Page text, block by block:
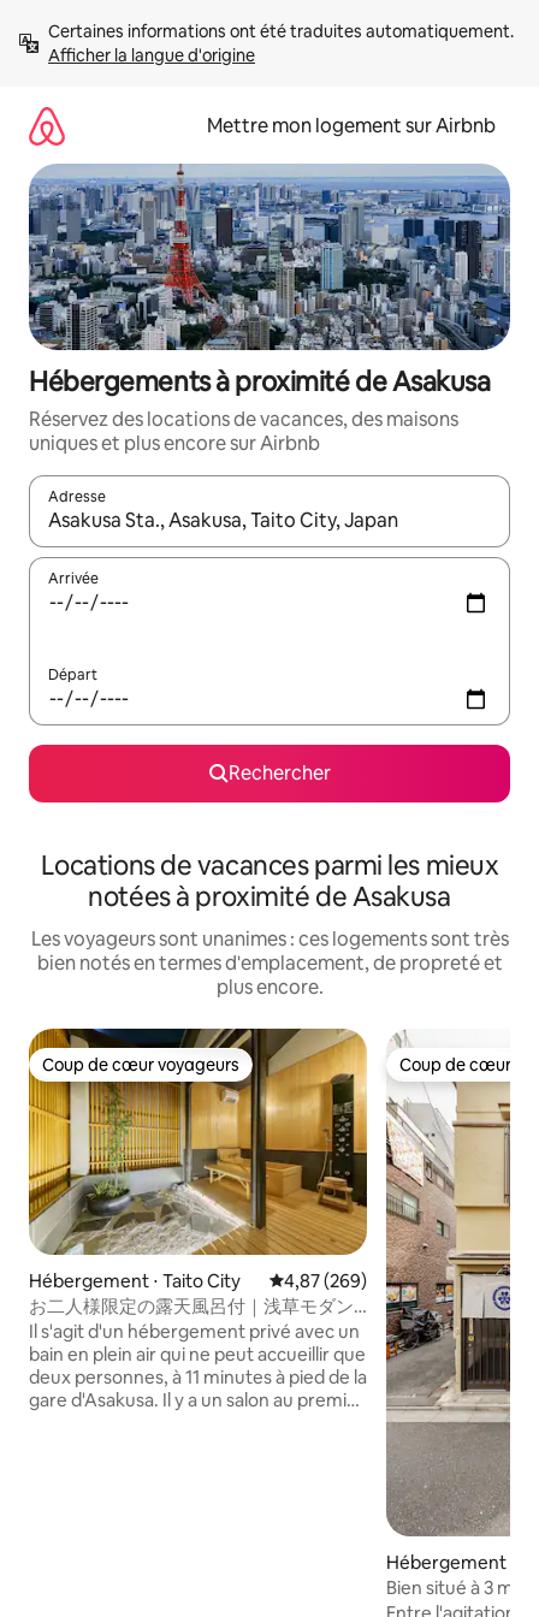
directement
Afficher la langue d'origine
Mettre mon logement sur Airbnb
Hébergements à proximité de Asakusa
Réservez des locations de vacances, des maisons
uniques et plus encore sur Airbnb
Adresse
Lorsque les résultats s'affichent, utilisez les flèches vers le
Arrivée
Départ
Rechercher
Locations de vacances parmi les mieux
notées à proximité de Asakusa
Les voyageurs sont unanimes : ces logements sont très
bien notés en termes d'emplacement, de propreté et
plus encore.
Coup de cœur voyageurs
Coup de cœur voyageurs
Hébergement ⋅ Taito City Évaluation moyenne sur la
4,87 (269)
お二人様限定の露天風呂付｜浅草モダン
和風のラグジュアリーな 1軒家 ｜浅草・
上野観光拠点 ｜柳通り西棟
Il s'agit d'un hébergement privé avec un
bain en plein air qui ne peut accueillir que
deux personnes, à 11 minutes à pied de la
gare d'Asakusa. Il y a un salon au premier
Coup de cœur
Coup de cœur
Hébergement ⋅
Bien situé à 3
d'Asakusa ! Vous
Entre l'agitation